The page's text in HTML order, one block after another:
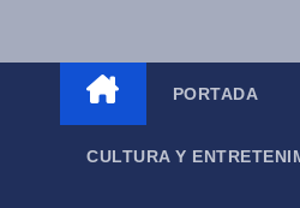
PORTADA
CULTURA Y